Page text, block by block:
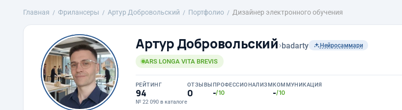
Главная Фрилансеры Артур Добровольский Портфолио Дизайнер электронного обучения
Артур Добровольский›badarty Нейросаммари
ARS LONGA VITA BREVIS
РЕЙТИНГ
94
№ 22 090 в каталоге
ОТЗЫВЫ
0
ПРОФЕССИОНАЛИЗМ
-/10
КОММУНИКАЦИЯ
-/10